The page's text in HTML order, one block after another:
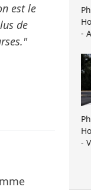
est le
de
-
-